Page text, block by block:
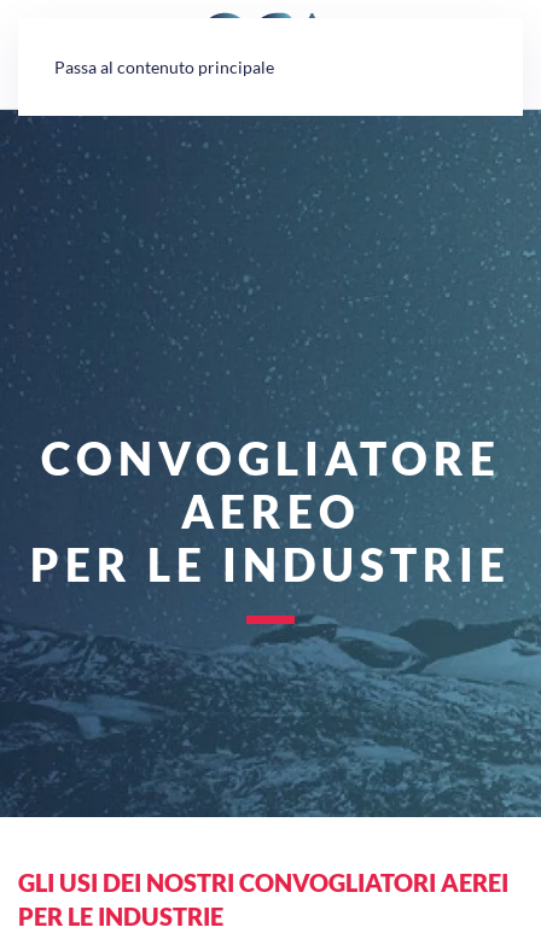
Passa al contenuto principale
CONVOGLIATORE
AEREO
PER LE INDUSTRIE
GLI USI DEI NOSTRI CONVOGLIATORI AEREI
PER LE INDUSTRIE
Pannello di gestione dei cookies